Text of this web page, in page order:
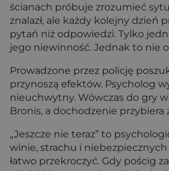
ścianach próbuje zrozumieć
znalazł, ale każdy kolejny dzień
pytań niż odpowiedzi. Tylko
jego niewinność. Jednak to nie
Prowadzone przez policję
przynoszą efektów. Psycholog
nieuchwytny. Wówczas do gry
Bronis, a dochodzenie przybiera
„Jeszcze nie teraz” to
winie, strachu i
łatwo przekroczyć. Gdy pościg